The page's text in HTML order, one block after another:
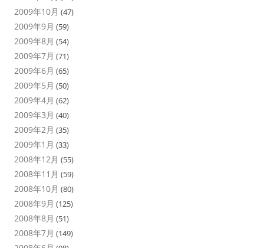
2009年10月 (47)
2009年9月 (59)
2009年8月 (54)
2009年7月 (71)
2009年6月 (65)
2009年5月 (50)
2009年4月 (62)
2009年3月 (40)
2009年2月 (35)
2009年1月 (33)
2008年12月 (55)
2008年11月 (59)
2008年10月 (80)
2008年9月 (125)
2008年8月 (51)
2008年7月 (149)